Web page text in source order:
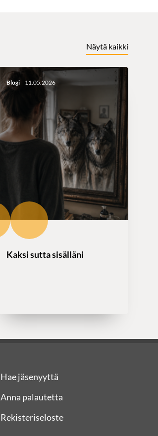
Näytä kaikki
Blogi 11.05.2026
Kaksi sutta sisälläni
Hae jäsenyyttä
Anna palautetta
Rekisteriseloste